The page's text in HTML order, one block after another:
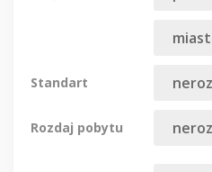
Standart
Rozdaj pobytu